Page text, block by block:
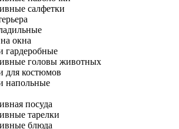
салфетки
окна
гардеробные
головы животных
для костюмов
напольные
посуда
тарелки
блюда